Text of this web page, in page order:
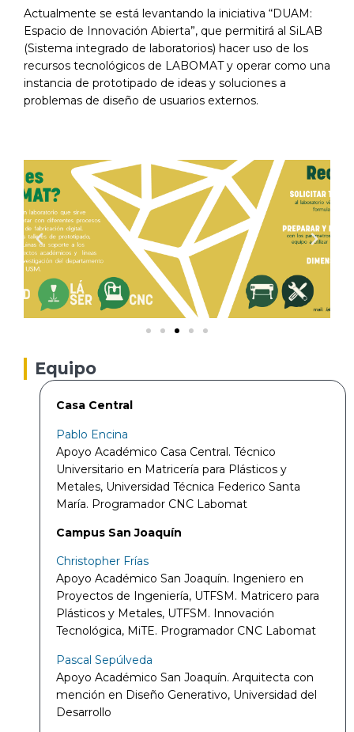
Actualmente se está levantando la iniciativa “DUAM:
Espacio de Innovación Abierta”, que permitirá al SiLAB
(Sistema integrado de laboratorios) hacer uso de los
recursos tecnológicos de LABOMAT y operar como una
instancia de prototipado de ideas y soluciones a
problemas de diseño de usuarios externos.
Equipo
Casa Central
Pablo Encina
Apoyo Académico Casa Central. Técnico
Universitario en Matricería para Plásticos y
Metales, Universidad Técnica Federico Santa
María. Programador CNC Labomat
Campus San Joaquín
Christopher Frías
Apoyo Académico San Joaquín. Ingeniero en
Proyectos de Ingeniería, UTFSM. Matricero para
Plásticos y Metales, UTFSM. Innovación
Tecnológica, MiTE. Programador CNC Labomat
Pascal Sepúlveda
Apoyo Académico San Joaquín. Arquitecta con
mención en Diseño Generativo, Universidad del
Desarrollo